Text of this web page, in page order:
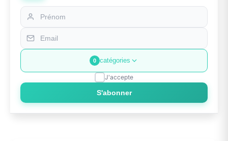
0 catégories
J'accepte
S'abonner